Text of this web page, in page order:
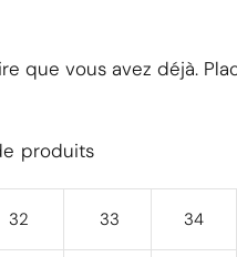
que vous avez déjà.
produits
32 33 34